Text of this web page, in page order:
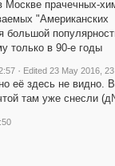
Москве прачечных-
"Американских
только в 90-е годы
· Edited 23 May 2016,
её здесь не
там уже снесли